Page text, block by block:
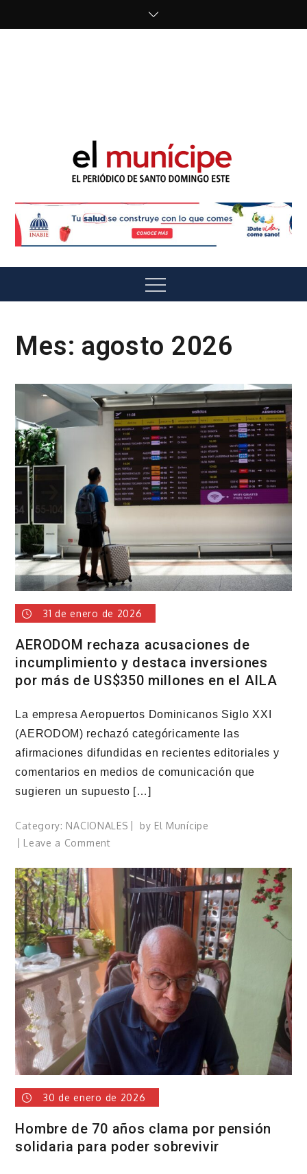
El Munícipe
Menu
Mes: agosto 2026
31 de enero de 2026
AERODOM rechaza acusaciones de
incumplimiento y destaca inversiones
por más de US$350 millones en el AILA
La empresa Aeropuertos Dominicanos Siglo XXI
(AERODOM) rechazó categóricamente las
afirmaciones difundidas en recientes editoriales y
comentarios en medios de comunicación que
sugieren un supuesto […]
Category: NACIONALES by El Munícipe
Leave a Commenton
rechaza
acusaciones
de
incumplimiento
y
destaca
inversiones
por
más
de
US$350
millones
en
el
AILA
30 de enero de 2026
Hombre de 70 años clama por pensión
solidaria para poder sobrevivir